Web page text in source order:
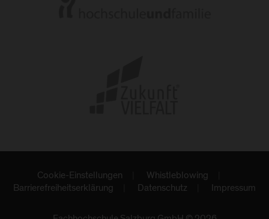
Cookie-Einstellungen
Whistleblowing
Barrierefreiheitserklärung
Datenschutz Impressum